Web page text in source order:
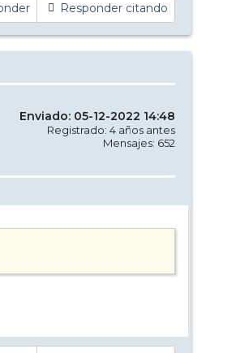
Responder citando
Enviado: 05-12-2022 14:48
Registrado: 4 años antes
Mensajes: 652